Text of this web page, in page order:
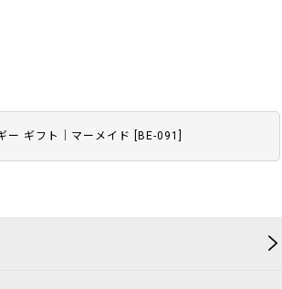
ー ギフト｜マーメイド BE-091